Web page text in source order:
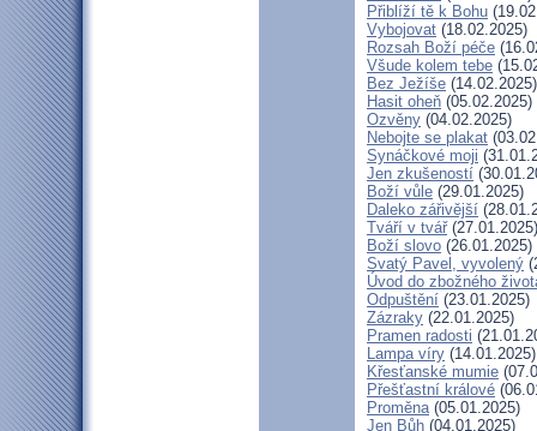
Přiblíží tě k Bohu
Vybojovat (18.02.2025)
Rozsah Boží péče
Všude kolem tebe
Bez Ježíše (14.02.2025)
Hasit oheň (05.02.2025)
Ozvěny (04.02.2025)
Nebojte se plakat
Synáčkové moji
Jen zkušeností
Boží vůle (29.01.2025)
Daleko zářivější
Tváří v tvář(27.01.2025)
Boží slovo (26.01.2025)
Svatý Pavel, vyvolený
Úvod do zbožného
Odpuštění (23.01.2025)
Zázraky (22.01.2025)
Pramen radosti
Lampa víry (14.01.2025)
Křesťanské mumie
Přešťastní králové
Proměna(05.01.2025)
Jen Bůh (04.01.2025)